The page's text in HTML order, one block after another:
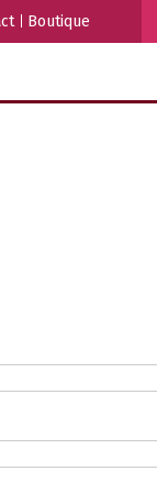
Boutique